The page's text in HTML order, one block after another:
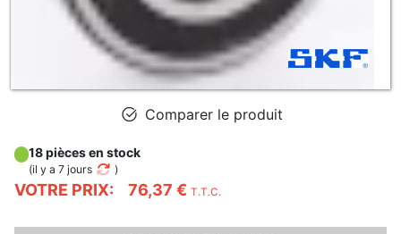
Comparer le produit
VOTRE PRIX: 76,37 € T.T.C.
18 pièces en stock
(il y a 7 jours )